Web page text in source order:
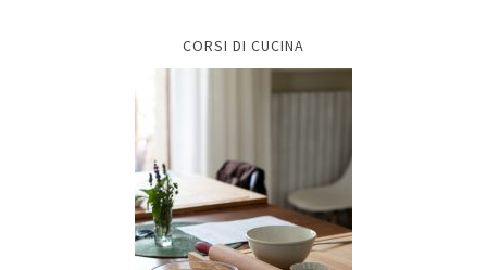
CORSI DI CUCINA